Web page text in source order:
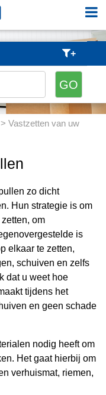
+
> Vastzetten van uw
zo dicht
Hun strategie is om
om
is
elkaar te zetten,
schuiven en zelfs
dat u weet hoe
tijdens het
en geen schade
nodig heeft om
Het gaat hierbij om
verhuismat, riemen,